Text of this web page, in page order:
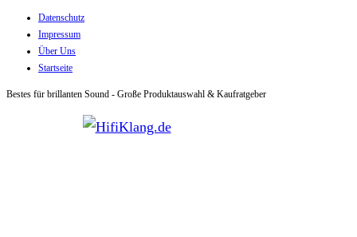
Zum
Inhalt
springen
Datenschutz
Impressum
Über Uns
Startseite
Bestes für brillanten Sound - Große Produktauswahl & Kaufratgeber